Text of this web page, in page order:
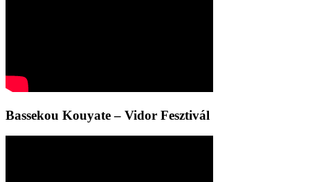
Bassekou Kouyate – Vidor Fesztivál